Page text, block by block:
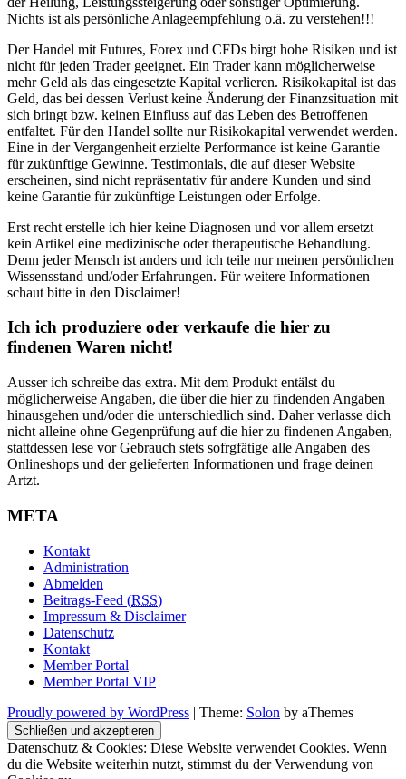
Nichts ist als persönliche Anlageempfehlung o.ä. zu verstehen!!!
Der Handel mit Futures, Forex und CFDs birgt hohe Risiken und ist
nicht für jeden Trader geeignet. Ein Trader kann möglicherweise
mehr Geld als das eingesetzte Kapital verlieren. Risikokapital ist das
Geld, das bei dessen Verlust keine Änderung der Finanzsituation mit
sich bringt bzw. keinen Einfluss auf das Leben des Betroffenen
entfaltet. Für den Handel sollte nur Risikokapital verwendet werden.
Eine in der Vergangenheit erzielte Performance ist keine Garantie
für zukünftige Gewinne. Testimonials, die auf dieser Website
erscheinen, sind nicht repräsentativ für andere Kunden und sind
keine Garantie für zukünftige Leistungen oder Erfolge.
Erst recht erstelle ich hier keine Diagnosen und vor allem ersetzt
kein Artikel eine medizinische oder therapeutische Behandlung.
Denn jeder Mensch ist anders und ich teile nur meinen persönlichen
Wissensstand und/oder Erfahrungen. Für weitere Informationen
schaut bitte in den Disclaimer!
Ich ich produziere oder verkaufe die hier zu
findenen Waren nicht!
Ausser ich schreibe das extra. Mit dem Produkt entälst du
möglicherweise Angaben, die über die hier zu findenden Angaben
hinausgehen und/oder die unterschiedlich sind. Daher verlasse dich
nicht alleine ohne Gegenprüfung auf die hier zu findenen Angaben,
stattdessen lese vor Gebrauch stets sofrgfätige alle Angaben des
Onlineshops und der gelieferten Informationen und frage deinen
Artzt.
META
Kontakt
Administration
Abmelden
Beitrags-Feed (RSS)
Impressum & Disclaimer
Datenschutz
Kontakt
Member Portal
Member Portal VIP
Proudly powered by WordPress | Theme: Solon by aThemes
Datenschutz & Cookies: Diese Website verwendet Cookies. Wenn
du die Website weiterhin nutzt, stimmst du der Verwendung von